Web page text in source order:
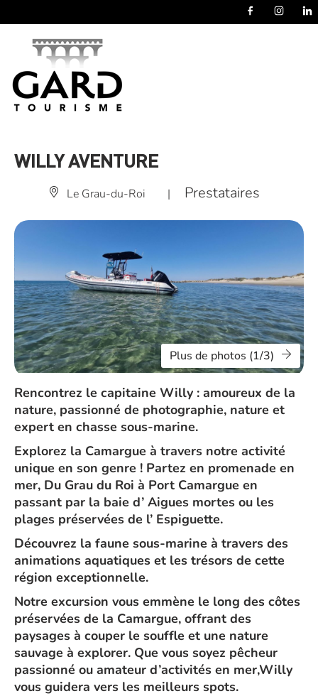
WILLY AVENTURE
Le Grau-du-Roi | Prestataires
Plus de photos (1/3)
Rencontrez le capitaine Willy : amoureux de la
nature, passionné de photographie, nature et
expert en chasse sous-marine.
Explorez la Camargue à travers notre activité
unique en son genre ! Partez en promenade en
mer, Du Grau du Roi à Port Camargue en
passant par la baie d’ Aigues mortes ou les
plages préservées de l’ Espiguette.
Découvrez la faune sous-marine à travers des
animations aquatiques et les trésors de cette
région exceptionnelle.
Notre excursion vous emmène le long des côtes
préservées de la Camargue, offrant des
paysages à couper le souffle et une nature
sauvage à explorer. Que vous soyez pêcheur
passionné ou amateur d’activités en mer,Willy
vous guidera vers les meilleurs spots.